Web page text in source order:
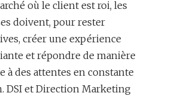
où le client est roi, les
doivent, pour rester
créer une expérience
et répondre de manière
à des attentes en constante
DSI et Direction Marketing